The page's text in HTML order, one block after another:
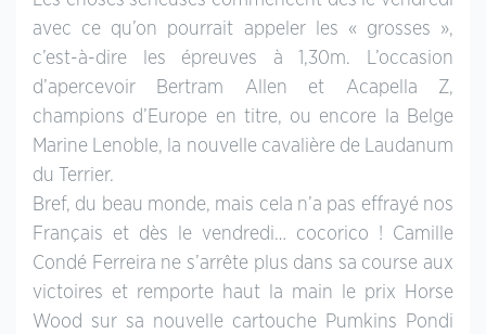
avec ce qu’on pourrait appeler les « grosses »,
c’est-à-dire les épreuves à 1,30m. L’occasion
d’apercevoir Bertram Allen et Acapella Z,
champions d’Europe en titre, ou encore la Belge
Marine Lenoble, la nouvelle cavalière de Laudanum
du Terrier.
Bref, du beau monde, mais cela n’a pas effrayé nos
Français et dès le vendredi… cocorico ! Camille
Condé Ferreira ne s’arrête plus dans sa course aux
victoires et remporte haut la main le prix Horse
Wood sur sa nouvelle cartouche Pumkins Pondi